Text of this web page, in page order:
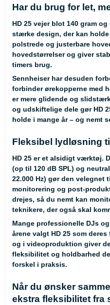
Har du brug for let,
HD 25 vejer blot 140 gram
stærke design, der kan
polstrede og justerbare
hovedstørrelser og giver
timers brug.
Sennheiser har desuden
forbinder ørekopperne med
er mere glidende og
og udskiftelige dele gør HD
holde i mange år – og nemt
Fleksibel lydløsning
HD 25 er et alsidigt værktøj.
(op til 120 dB SPL) og
22.000 Hz) gør den velegnet
monitorering og post-
drejes, så du nemt kan
teknikere, der også skal
Mange professionelle DJs
årene valgt HD 25 som
og i videoproduktion giver
fleksibilitet og holdbarhed
forskel i praksis.
Når du ønsker
ekstra fleksibilitet fra